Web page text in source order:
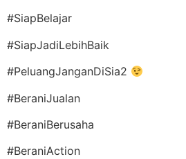
#SiapBelajar
#SiapJadiLebihBaik
#PeluangJanganDiSia2
#BeraniJualan
#BeraniBerusaha
#BeraniAction